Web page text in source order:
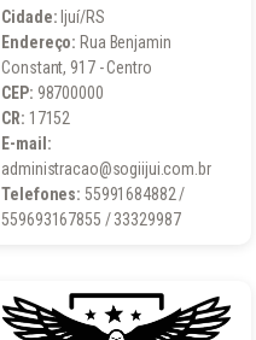
Cidade: Ijuí/RS
Endereço: Rua Benjamin
Constant, 917 - Centro
CEP: 98700000
CR: 17152
E-mail:
administracao@sogiijui.com.br
Telefones: 55991684882 /
559693167855 / 33329987